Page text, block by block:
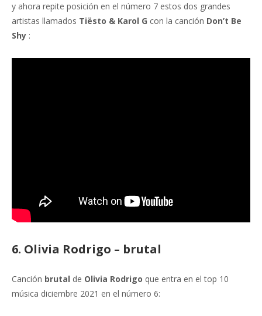
y ahora repite posición en el número 7 estos dos grandes
artistas llamados Tiësto & Karol G con la canción Don’t Be
Shy :
6. Olivia Rodrigo – brutal
Canción brutal de Olivia Rodrigo que entra en el top 10
música diciembre 2021 en el número 6: